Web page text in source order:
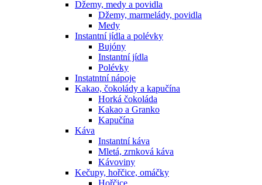
Džemy, medy a povidla
Džemy, marmelády, povidla
Medy
Instantní jídla a polévky
Bujóny
Instantní jídla
Polévky
Instatntní nápoje
Kakao, čokolády a kapučína
Horká čokoláda
Kakao a Granko
Kapučína
Káva
Instantní káva
Mletá, zrnková káva
Kávoviny
Kečupy, hořčice, omáčky
Hořčice